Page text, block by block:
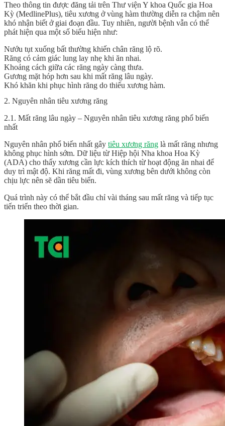
Theo thông tin được đăng tải trên Thư viện Y khoa Quốc gia Hoa
Kỳ (MedlinePlus), tiêu xương ở vùng hàm thường diễn ra chậm nên
khó nhận biết ở giai đoạn đầu. Tuy nhiên, người bệnh vẫn có thể
phát hiện qua một số biểu hiện như:
Nướu tụt xuống bất thường khiến chân răng lộ rõ.
Răng có cảm giác lung lay nhẹ khi ăn nhai.
Khoảng cách giữa các răng ngày càng thưa.
Gương mặt hóp hơn sau khi mất răng lâu ngày.
Khó khăn khi phục hình răng do thiếu xương hàm.
2. Nguyên nhân tiêu xương răng
2.1. Mất răng lâu ngày – Nguyên nhân tiêu xương răng phổ biến
nhất
Nguyên nhân phổ biến nhất gây tiêu xương răng là mất răng nhưng
không phục hình sớm. Dữ liệu từ Hiệp hội Nha khoa Hoa Kỳ
(ADA) cho thấy xương cần lực kích thích từ hoạt động ăn nhai để
duy trì mật độ. Khi răng mất đi, vùng xương bên dưới không còn
chịu lực nên sẽ dần tiêu biến.
Quá trình này có thể bắt đầu chỉ vài tháng sau mất răng và tiếp tục
tiến triển theo thời gian.